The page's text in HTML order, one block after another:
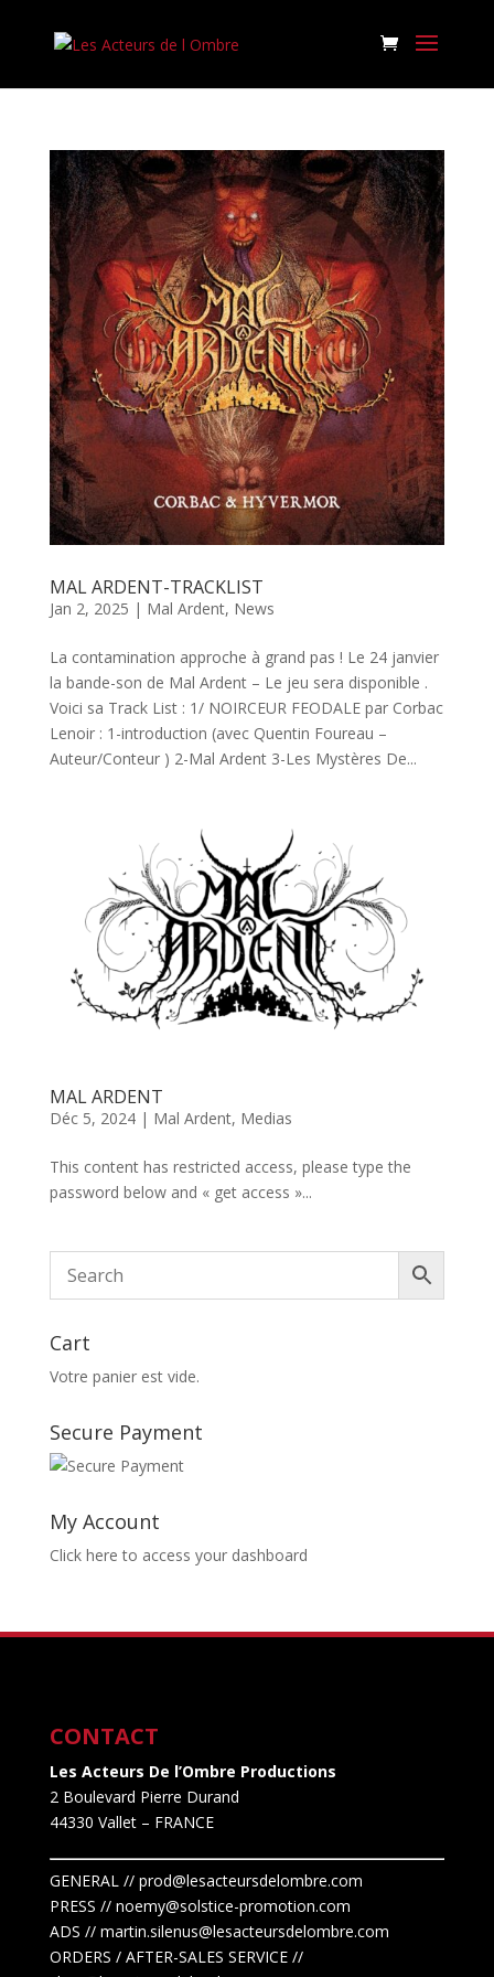
MAL ARDENT-TRACKLIST
Jan 2, 2025 | Mal Ardent, News
La contamination approche à grand pas ! Le 24 janvier
la bande-son de Mal Ardent – Le jeu sera disponible .
Voici sa Track List : 1/ NOIRCEUR FEODALE par Corbac
Lenoir : 1-introduction (avec Quentin Foureau –
Auteur/Conteur ) 2-Mal Ardent 3-Les Mystères De...
MAL ARDENT
Déc 5, 2024| Mal Ardent, Medias
This content has restricted access, please type the
password below and « get access »...
Cart
Votre panier est vide.
Secure Payment
My Account
Click here to access your dashboard
CONTACT
Les Acteurs De l’Ombre Productions
2 Boulevard Pierre Durand
44330 Vallet– FRANCE
GENERAL // prod@lesacteursdelombre.com
PRESS // noemy@solstice-promotion.com
ADS // martin.silenus@lesacteursdelombre.com
ORDERS / AFTER-SALES SERVICE //